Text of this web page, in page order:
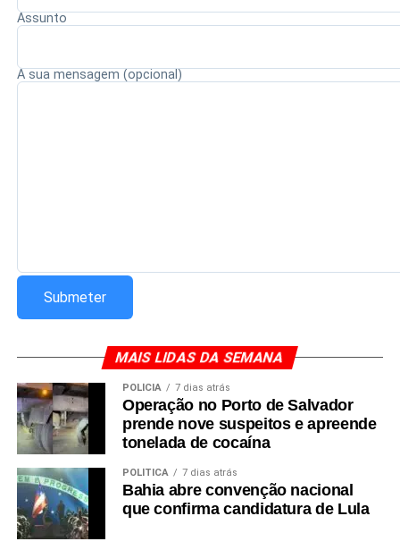
Redação Saiba+
Assunto
A sua mensagem (opcional)
MAIS LIDAS DA SEMANA
POLÍCIA 7 dias atrás
Operação no Porto de Salvador
prende nove suspeitos e apreende
tonelada de cocaína
POLÍTICA 7 dias atrás
Bahia abre convenção nacional
que confirma candidatura de Lula